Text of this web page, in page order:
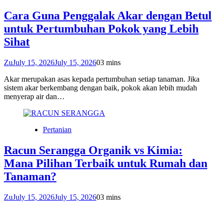
Cara Guna Penggalak Akar dengan Betul
untuk Pertumbuhan Pokok yang Lebih
Sihat
ZuJuly 15, 2026July 15, 202603 mins
Akar merupakan asas kepada pertumbuhan setiap tanaman. Jika
sistem akar berkembang dengan baik, pokok akan lebih mudah
menyerap air dan…
Pertanian
Racun Serangga Organik vs Kimia:
Mana Pilihan Terbaik untuk Rumah dan
Tanaman?
ZuJuly 15, 2026July 15, 202603 mins